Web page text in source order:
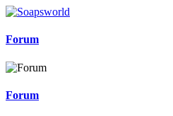
Forum
Forum